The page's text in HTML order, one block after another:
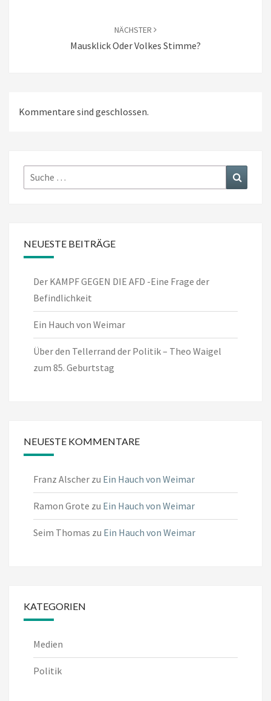
NÄCHSTER
Mausklick Oder Volkes Stimme?
Kommentare sind geschlossen.
Suche
nach:
NEUESTE BEITRÄGE
Der KAMPF GEGEN DIE AFD -Eine Frage der
Befindlichkeit
Ein Hauch von Weimar
Über den Tellerrand der Politik – Theo Waigel
zum 85. Geburtstag
NEUESTE KOMMENTARE
Franz Alscher zu Ein Hauch von Weimar
Ramon Grote zu Ein Hauch von Weimar
Seim Thomas zu Ein Hauch von Weimar
KATEGORIEN
Medien
Politik